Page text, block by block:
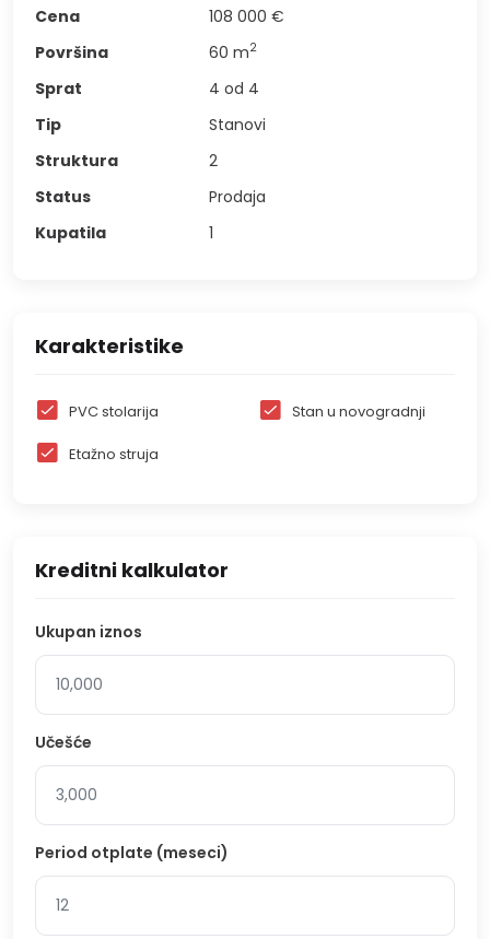
Cena
108 000 €
Površina
60 m2
Sprat
4 od 4
Tip
Stanovi
Struktura
2
Status
Prodaja
Kupatila
1
Karakteristike
PVC stolarija Stan u novogradnji
Etažno struja
Kreditni kalkulator
Ukupan iznos
Učešće
Period otplate (meseci)